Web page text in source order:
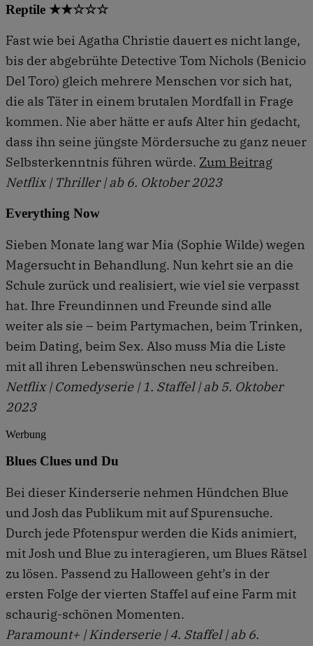
Reptile ★★☆☆☆
Fast wie bei Agatha Christie dauert es nicht lange,
bis der abgebrühte Detective Tom Nichols (Benicio
Del Toro) gleich mehrere Menschen vor sich hat,
die als Täter in einem brutalen Mordfall in Frage
kommen. Nie aber hätte er aufs Alter hin gedacht,
dass ihn seine jüngste Mördersuche zu ganz neuer
Selbsterkenntnis führen würde. Zum Beitrag
Netflix | Thriller | ab 6. Oktober 2023
Everything Now
Sieben Monate lang war Mia (Sophie Wilde) wegen
Magersucht in Behandlung. Nun kehrt sie an die
Schule zurück und realisiert, wie viel sie verpasst
hat. Ihre Freundinnen und Freunde sind alle
weiter als sie – beim Partymachen, beim Trinken,
beim Dating, beim Sex. Also muss Mia die Liste
mit all ihren Lebenswünschen neu schreiben.
Netflix | Comedyserie | 1. Staffel | ab 5. Oktober
2023
Werbung
Blues Clues und Du
Bei dieser Kinderserie nehmen Hündchen Blue
und Josh das Publikum mit auf Spurensuche.
Durch jede Pfotenspur werden die Kids animiert,
mit Josh und Blue zu interagieren, um Blues Rätsel
zu lösen. Passend zu Halloween geht’s in der
ersten Folge der vierten Staffel auf eine Farm mit
schaurig-schönen Momenten.
Paramount+ | Kinderserie | 4. Staffel | ab 6.